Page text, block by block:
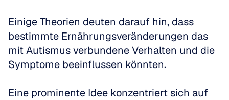
Einige Theorien deuten darauf hin, dass
bestimmte Ernährungsveränderungen das
mit Autismus verbundene Verhalten und die
Symptome beeinflussen könnten.
Eine prominente Idee konzentriert sich auf